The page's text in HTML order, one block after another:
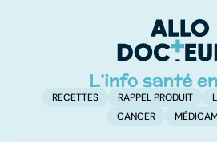
RECETTES RAPPEL PRODUIT
CANCER